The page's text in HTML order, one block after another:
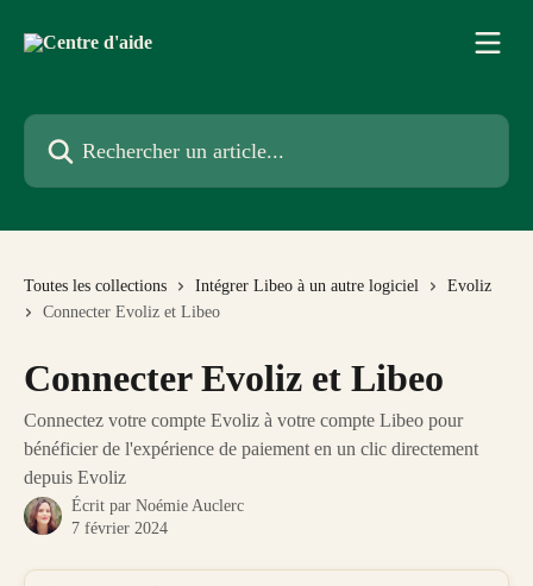
Rechercher un article...
Toutes les collections Intégrer Libeo à un autre logiciel
Evoliz
Connecter Evoliz et Libeo
Connecter Evoliz et Libeo
Connectez votre compte Evoliz à votre compte Libeo pour
bénéficier de l'expérience de paiement en un clic directement
depuis Evoliz
Écrit par Noémie Auclerc
7 février 2024